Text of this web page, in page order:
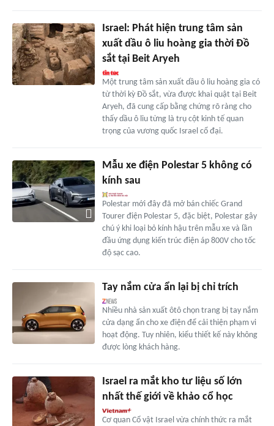
Israel: Phát hiện trung tâm sản
xuất dầu ô liu hoàng gia thời Đồ
sắt tại Beit Aryeh
Một trung tâm sản xuất dầu ô liu hoàng gia có
từ thời kỳ Đồ sắt, vừa được khai quật tại Beit
Aryeh, đã cung cấp bằng chứng rõ ràng cho
thấy dầu ô liu từng là trụ cột kinh tế quan
trọng của vương quốc Israel cổ đại.
Mẫu xe điện Polestar 5 không có
kính sau
Polestar mới đây đã mở bán chiếc Grand
Tourer điện Polestar 5, đặc biệt, Polestar gây
chú ý khi loại bỏ kính hậu trên mẫu xe và lần
đầu ứng dụng kiến trúc điện áp 800V cho tốc
độ sạc cao.
Tay nắm cửa ẩn lại bị chỉ trích
Nhiều nhà sản xuất ôtô chọn trang bị tay nắm
cửa dạng ẩn cho xe điện để cải thiện phạm vi
hoạt động. Tuy nhiên, kiểu thiết kế này không
được lòng khách hàng.
Israel ra mắt kho tư liệu số lớn
nhất thế giới về khảo cổ học
Cơ quan Cổ vật Israel vừa chính thức ra mắt